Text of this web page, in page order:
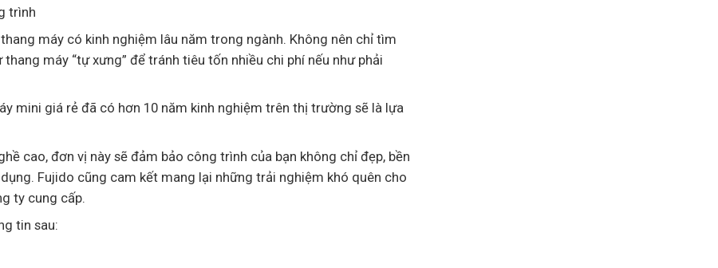
trình
máy có kinh nghiệm lâu năm trong ngành. Không nên chỉ tìm
máy “tự xưng” để tránh tiêu tốn nhiều chi phí nếu như phải
mini giá rẻ đã có hơn 10 năm kinh nghiệm trên thị trường sẽ là lựa
cao, đơn vị này sẽ đảm bảo công trình của bạn không chỉ đẹp, bền
Fujido cũng cam kết mang lại những trải nghiệm khó quên cho
ty cung cấp.
tin sau: